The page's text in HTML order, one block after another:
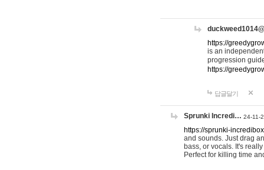
https://
is an
progression
https://
답글달기
Sprunki Incredi… 24-11-
https://sprunki-
and sounds. Just drag
bass, or vocals. It's
Perfect for killing time